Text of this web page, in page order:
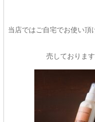
当店ではご自宅でお使い頂
売しておりま